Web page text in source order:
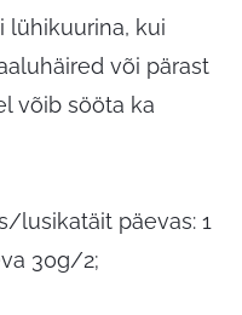
lühikuurina, kui
või pärast
võib sööta ka
lusikatäit päevas: 1
30g/2;